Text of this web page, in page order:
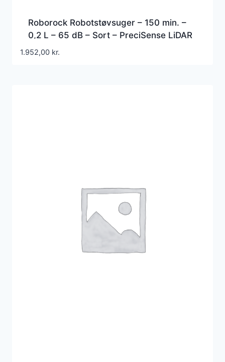
Roborock Robotstøvsuger – 150 min. –
0,2 L – 65 dB – Sort – PreciSense LiDAR
1.952,00 kr.